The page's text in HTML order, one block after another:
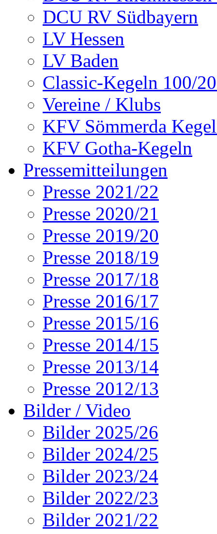
DCU RV Südbayern
LV Hessen
LV Baden
Classic-Kegeln 100/
Vereine / Klubs
KFV Sömmerda
KFV Gotha-Kegeln
Pressemitteilungen
Presse 2021/22
Presse 2020/21
Presse 2019/20
Presse 2018/19
Presse 2017/18
Presse 2016/17
Presse 2015/16
Presse 2014/15
Presse 2013/14
Presse 2012/13
Bilder / Video
Bilder 2025/26
Bilder 2024/25
Bilder 2023/24
Bilder 2022/23
Bilder 2021/22